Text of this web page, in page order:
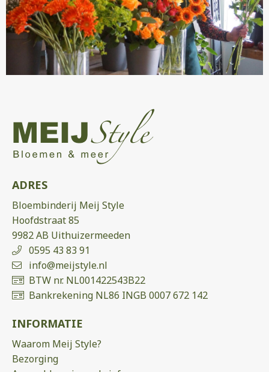
ADRES
Bloembinderij Meij Style
Hoofdstraat 85
9982 AB Uithuizermeeden
0595 43 83 91
info@meijstyle.nl
BTW nr. NL001422543B22
Bankrekening NL86 INGB 0007 672 142
INFORMATIE
Waarom Meij Style?
Bezorging